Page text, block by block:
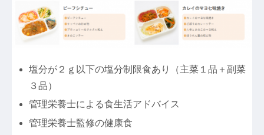
塩分が２ｇ以下の塩分制限食あり（主菜１品＋副菜
３品）
管理栄養士による食生活アドバイス
管理栄養士監修の健康食